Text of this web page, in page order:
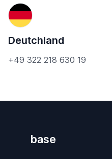
Deutchland
+49 322 218 630 19
base